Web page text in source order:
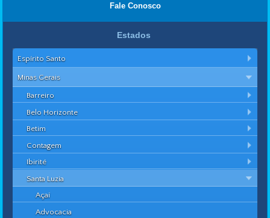
Fale Conosco
Estados
Espírito Santo
Minas Gerais
Barreiro
Belo Horizonte
Betim
Contagem
Ibirité
Santa Luzia
Açaí
Advocacia